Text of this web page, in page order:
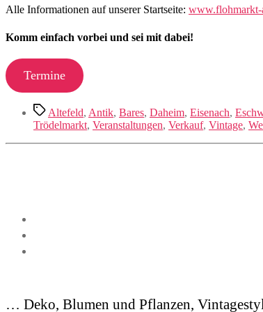
Alle Informationen auf unserer Startseite: www.flohmarkt-
Komm einfach vorbei und sei mit dabei!
Termine
Schlagwörter
Altefeld, Antik, Bares, Daheim, Eisenach,
Trödelmarkt, Veranstaltungen, Verkauf, Vintage,
… Deko, Blumen und Pflanzen,